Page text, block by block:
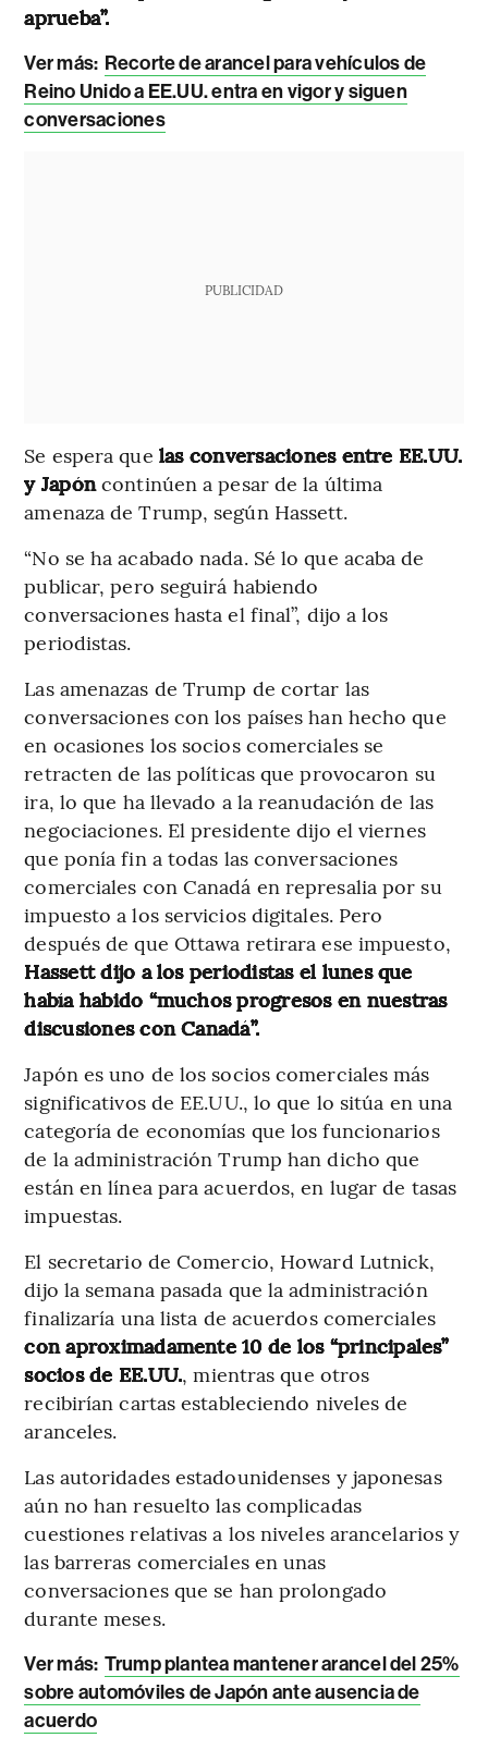
aprueba”.
Ver más: Recorte de arancel para vehículos de
Reino Unido a EE.UU. entra en vigor y siguen
conversaciones
PUBLICIDAD
Se espera que las conversaciones entre EE.UU.
y Japóncontinúen a pesar de la última
amenaza de Trump, según Hassett.
“No se ha acabado nada. Sé lo que acaba de
publicar, pero seguirá habiendo
conversaciones hasta el final”, dijo a los
periodistas.
Las amenazas de Trump de cortar las
conversaciones con los países han hecho que
en ocasiones los socios comerciales se
retracten de las políticas que provocaron su
ira, lo que ha llevado a la reanudación de las
negociaciones. El presidente dijo el viernes
que ponía fin a todas las conversaciones
comerciales con Canadá en represalia por su
impuesto a los servicios digitales. Pero
después de que Ottawa retirara ese impuesto,
Hassett dijo a los periodistas el lunes que
había habido “muchos progresos en nuestras
discusiones con Canadá”.
Japón es uno de los socios comerciales más
significativos de EE.UU., lo que lo sitúa en una
categoría de economías que los funcionarios
de la administración Trump han dicho que
están en línea para acuerdos, en lugar de tasas
impuestas.
El secretario de Comercio, Howard Lutnick,
dijo la semana pasada que la administración
finalizaría una lista de acuerdos comerciales
con aproximadamente 10 de los “principales”
socios de EE.UU., mientras que otros
recibirían cartas estableciendo niveles de
aranceles.
Las autoridades estadounidenses y japonesas
aún no han resuelto las complicadas
cuestiones relativas a los niveles arancelarios y
las barreras comerciales en unas
conversaciones que se han prolongado
durante meses.
Ver más: Trump plantea mantener arancel del 25%
sobre automóviles de Japón ante ausencia de
acuerdo